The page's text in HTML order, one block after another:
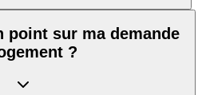
point sur ma demande
?